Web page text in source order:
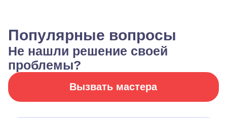
Популярные вопросы
Не нашли решение своей
проблемы?
Вызвать мастера